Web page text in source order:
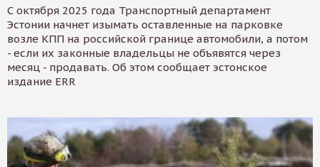
С октября 2025 года Транспортный департамент
Эстонии начнет изымать оставленные на парковке
возле КПП на российской границе автомобили, а потом
- если их законные владельцы не объявятся через
месяц - продавать. Об этом сообщает эстонское
издание ERR